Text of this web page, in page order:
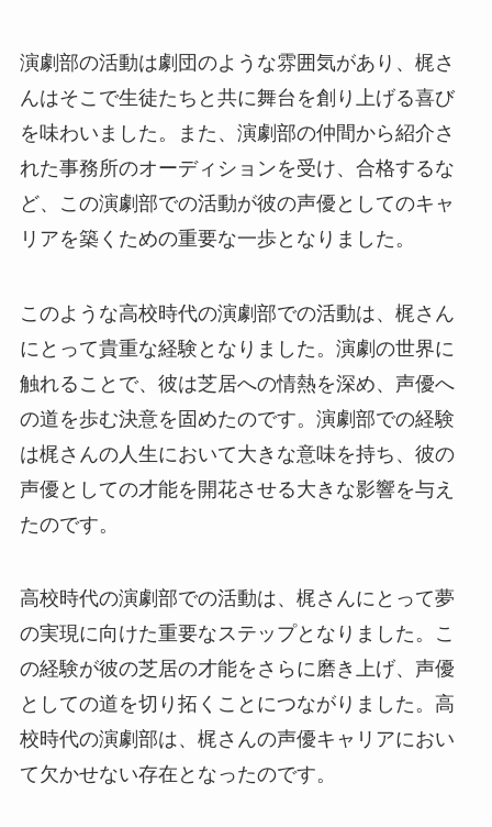
演劇部の活動は劇団のような雰囲気があり、梶さ
んはそこで生徒たちと共に舞台を創り上げる喜び
を味わいました。また、演劇部の仲間から紹介さ
れた事務所のオーディションを受け、合格するな
ど、この演劇部での活動が彼の声優としてのキャ
リアを築くための重要な一歩となりました。
このような高校時代の演劇部での活動は、梶さん
にとって貴重な経験となりました。演劇の世界に
触れることで、彼は芝居への情熱を深め、声優へ
の道を歩む決意を固めたのです。演劇部での経験
は梶さんの人生において大きな意味を持ち、彼の
声優としての才能を開花させる大きな影響を与え
たのです。
高校時代の演劇部での活動は、梶さんにとって夢
の実現に向けた重要なステップとなりました。こ
の経験が彼の芝居の才能をさらに磨き上げ、声優
としての道を切り拓くことにつながりました。高
校時代の演劇部は、梶さんの声優キャリアにおい
て欠かせない存在となったのです。